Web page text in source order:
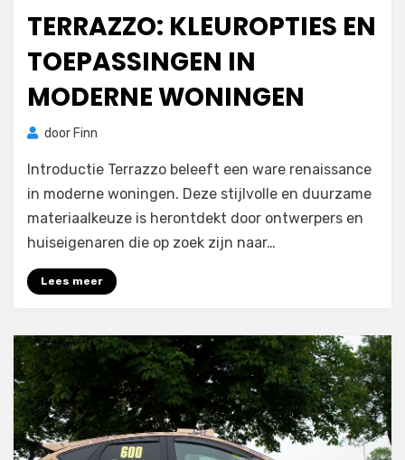
TERRAZZO: KLEUROPTIES EN
TOEPASSINGEN IN
MODERNE WONINGEN
door Finn
Introductie Terrazzo beleeft een ware renaissance
in moderne woningen. Deze stijlvolle en duurzame
materiaalkeuze is herontdekt door ontwerpers en
huiseigenaren die op zoek zijn naar…
Lees meer